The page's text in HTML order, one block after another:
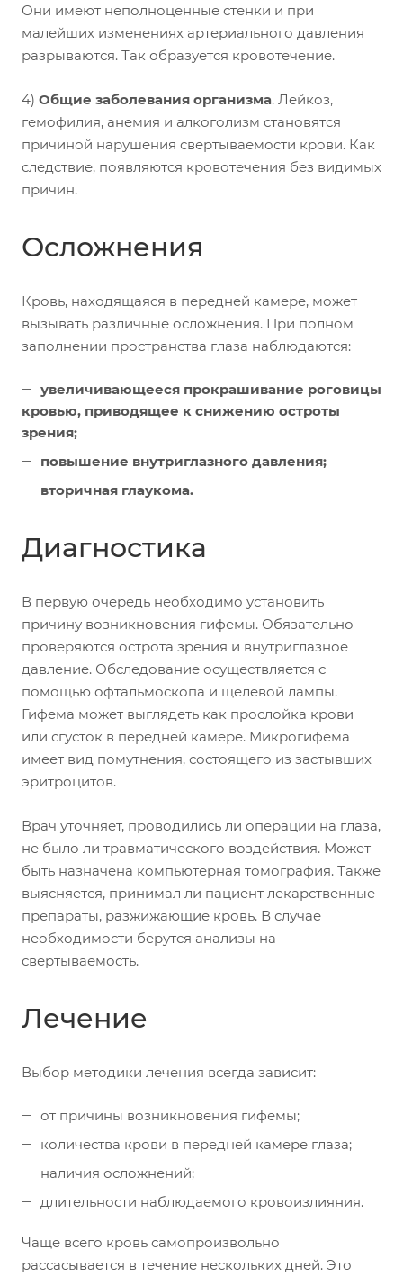
Они имеют неполноценные стенки и при
малейших изменениях артериального давления
разрываются. Так образуется кровотечение.
4) Общие заболевания организма. Лейкоз,
гемофилия, анемия и алкоголизм становятся
причиной нарушения свертываемости крови. Как
следствие, появляются кровотечения без видимых
причин.
Осложнения
Кровь, находящаяся в передней камере, может
вызывать различные осложнения. При полном
заполнении пространства глаза наблюдаются:
увеличивающееся прокрашивание роговицы
кровью, приводящее к снижению остроты
зрения;
повышение внутриглазного давления;
вторичная глаукома.
Диагностика
В первую очередь необходимо установить
причину возникновения гифемы. Обязательно
проверяются острота зрения и внутриглазное
давление. Обследование осуществляется с
помощью офтальмоскопа и щелевой лампы.
Гифема может выглядеть как прослойка крови
или сгусток в передней камере. Микрогифема
имеет вид помутнения, состоящего из застывших
эритроцитов.
Врач уточняет, проводились ли операции на глаза,
не было ли травматического воздействия. Может
быть назначена компьютерная томография. Также
выясняется, принимал ли пациент лекарственные
препараты, разжижающие кровь. В случае
необходимости берутся анализы на
свертываемость.
Лечение
Выбор методики лечения всегда зависит:
от причины возникновения гифемы;
количества крови в передней камере глаза;
наличия осложнений;
длительности наблюдаемого кровоизлияния.
Чаще всего кровь самопроизвольно
рассасывается в течение нескольких дней. Это